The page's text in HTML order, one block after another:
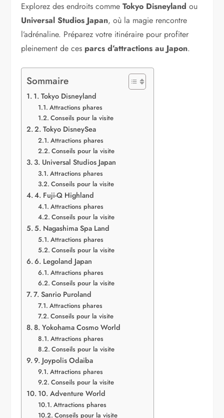
Explorez des endroits commeTokyo Disneyland ou
Universal Studios Japan, où la magie rencontre
l’adrénaline. Préparez votre itinéraire pour profiter
pleinement de ces parcs d’attractions au Japon.
Sommaire
1. Tokyo Disneyland
Attractions phares
Conseils pour la visite
2. Tokyo DisneySea
Attractions phares
Conseils pour la visite
3. Universal Studios Japan
Attractions phares
Conseils pour la visite
4. Fuji-Q Highland
Attractions phares
Conseils pour la visite
5. Nagashima Spa Land
Attractions phares
Conseils pour la visite
6. Legoland Japan
Attractions phares
Conseils pour la visite
7. Sanrio Puroland
Attractions phares
Conseils pour la visite
8. Yokohama Cosmo World
Attractions phares
Conseils pour la visite
9. Joypolis Odaiba
Attractions phares
Conseils pour la visite
10. Adventure World
Attractions phares
Conseils pour la visite